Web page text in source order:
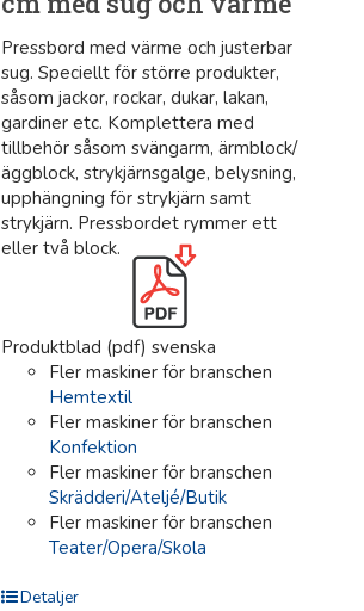
Pressbord med värme och justerbar
sug. Speciellt för större produkter,
såsom jackor, rockar, dukar, lakan,
gardiner etc. Komplettera med
tillbehör såsom svängarm, ärmblock/
äggblock, strykjärnsgalge, belysning,
upphängning för strykjärn samt
strykjärn. Pressbordet rymmer ett
eller två block.
Produktblad (pdf) svenska
Fler maskiner för branschen
Hemtextil
Fler maskiner för branschen
Konfektion
Fler maskiner för branschen
Skrädderi/Ateljé/Butik
Fler maskiner för branschen
Teater/Opera/Skola
Detaljer